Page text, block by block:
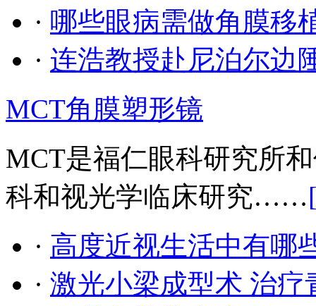
· 哪些眼病需做角膜移
· 连浩教授赴尼泊尔边
MCT角膜塑形镜
MCT是福仁眼科研究所
科和视光学临床研究……
· 高度近视生活中有哪
· 激光小梁成型术 治疗